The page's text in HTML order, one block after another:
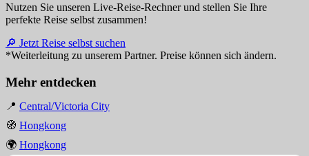
Nutzen Sie unseren Live-Reise-Rechner und stellen Sie Ihre
perfekte Reise selbst zusammen!
🔎 Jetzt Reise selbst suchen
*Weiterleitung zu unserem Partner. Preise können sich ändern.
Mehr entdecken
📍 Central/Victoria City
🧭 Hongkong
🌍 Hongkong